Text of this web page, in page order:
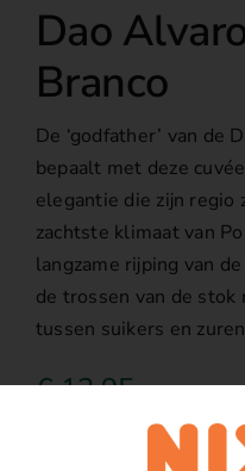
Dao
Branco
De ‘godfather’ van de
bepaalt met deze
elegantie die zijn
zachtste klimaat van
langzame rijping van
de trossen van de
tussen suikers en
€12,95